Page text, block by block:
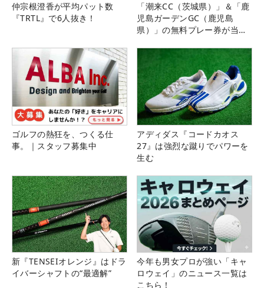
仲宗根澄香が平均パット数
『TRTL』で6人抜き！
「潮来CC（茨城県）」＆「鹿
児島ガーデンGC（鹿児島
県）」の無料プレー券が当た
ゴルフの熱狂を、つくる仕
事。｜スタッフ募集中
アディダス『コードカオス
27』は強烈な蹴りでパワーを
生む
新『TENSEIオレンジ』はドラ
イバーシャフトの“最適解”
今年も男女プロが強い「キャ
ロウェイ」のニュース一覧は
こちら！